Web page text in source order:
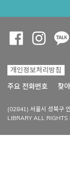
개인정보처리방침
주요 전화번호
찾
(02841) 서울시 성북구
LIBRARY ALL RIGHTS
Opens a